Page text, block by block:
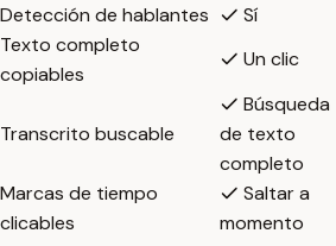
Detección de hablantes
Sí
Texto completo
copiables
Un clic
Transcrito buscable
Búsqueda
de texto
completo
Marcas de tiempo
clicables
Saltar a
momento